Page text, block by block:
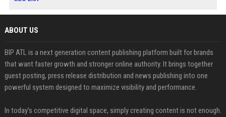
ABOUT US
BIP ATL is a next generation content publishing platform built for brands
that want faster growth and stronger online authority. It brings together
guest posting, press release distribution and news publishing into one
powerful system designed to maximize visibility and performance.
In today’s competitive digital space, simply creating content is not enough.